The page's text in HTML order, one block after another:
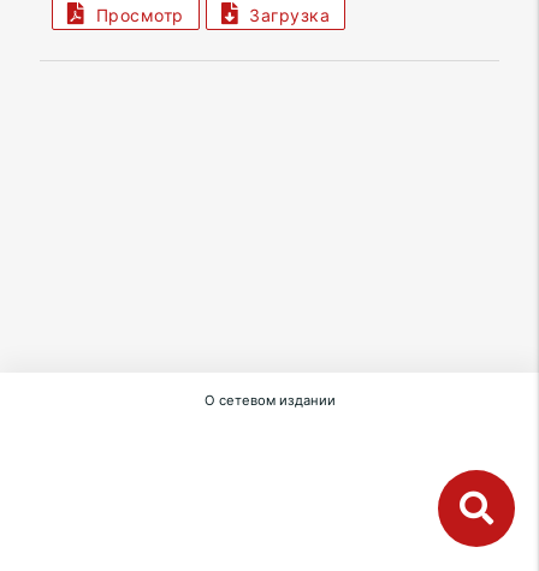
Просмотр Загрузка
О сетевом издании